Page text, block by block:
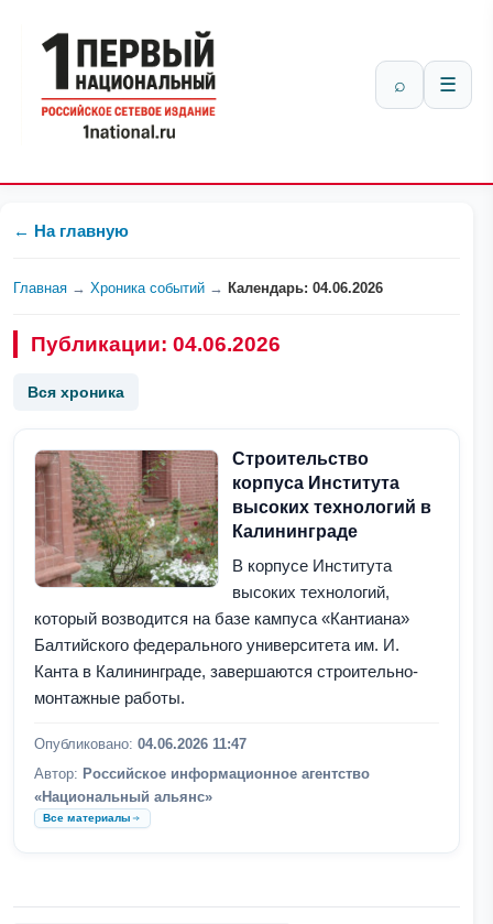
⌕ ☰
← На главную
Главная → Хроника событий → Календарь: 04.06.2026
Публикации: 04.06.2026
Вся хроника
Строительство
корпуса Института
высоких технологий в
Калининграде
В корпусе Института
высоких технологий,
который возводится на базе кампуса «Кантиана»
Балтийского федерального университета им. И.
Канта в Калининграде, завершаются строительно-
монтажные работы.
Опубликовано: 04.06.2026 11:47
Автор: Российское информационное агентство
«Национальный альянс»
Все материалы